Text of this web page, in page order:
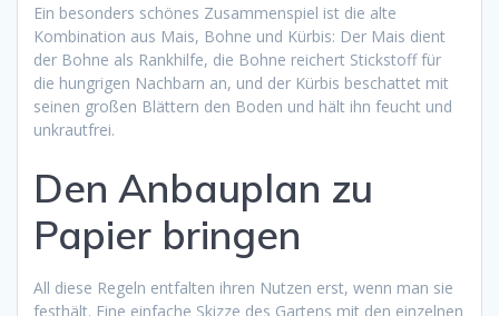
Ein besonders schönes Zusammenspiel ist die alte
Kombination aus Mais, Bohne und Kürbis: Der Mais dient
der Bohne als Rankhilfe, die Bohne reichert Stickstoff für
die hungrigen Nachbarn an, und der Kürbis beschattet mit
seinen großen Blättern den Boden und hält ihn feucht und
unkrautfrei.
Den Anbauplan zu
Papier bringen
All diese Regeln entfalten ihren Nutzen erst, wenn man sie
festhält. Eine einfache Skizze des Gartens mit den einzelnen